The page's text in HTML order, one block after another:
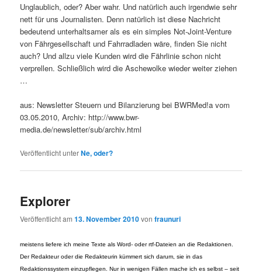
Unglaublich, oder? Aber wahr. Und natürlich auch irgendwie sehr
nett für uns Journalisten. Denn natürlich ist diese Nachricht
bedeutend unterhaltsamer als es ein simples Not-Joint-Venture
von Fährgesellschaft und Fahrradladen wäre, finden Sie nicht
auch? Und allzu viele Kunden wird die Fährlinie schon nicht
verprellen. Schließlich wird die Aschewolke wieder weiter ziehen
…
aus: Newsletter Steuern und Bilanzierung bei BWRMed!a vom
03.05.2010, Archiv: http://www.bwr-
media.de/newsletter/sub/archiv.html
Veröffentlicht unterNe, oder?
Explorer
Veröffentlicht am13. November 2010vonfraunuri
meistens liefere ich meine Texte als Word- oder rtf-Dateien an die Redaktionen.
Der Redakteur oder die Redakteurin kümmert sich darum, sie in das
Redaktionssystem einzupflegen. Nur in wenigen Fällen mache ich es selbst – seit